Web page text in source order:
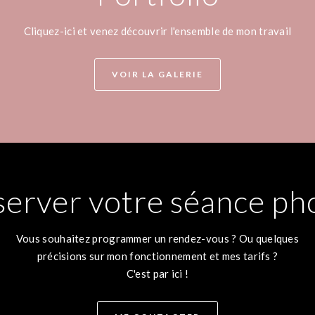
Cliquez-ici et venez découvrir l'ensemble de mon travail
VOIR LA GALERIE
votre séance
Vous souhaitez programmer un rendez-vous ? Ou quelques
précisions sur mon fonctionnement et mes tarifs ?
C'est par ici !